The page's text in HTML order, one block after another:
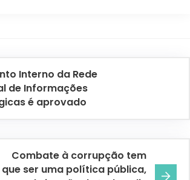
Interno da Rede
de Informações
é aprovado
Combate à corrupção tem
que ser uma política pública,